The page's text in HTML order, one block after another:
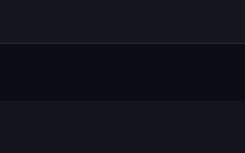
Oyunu başlat